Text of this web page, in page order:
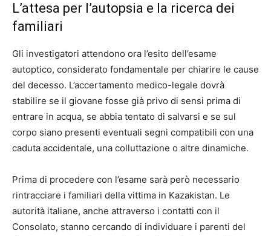
L’attesa per l’autopsia e la ricerca dei
familiari
Gli investigatori attendono ora l’esito dell’esame
autoptico, considerato fondamentale per chiarire le cause
del decesso. L’accertamento medico-legale dovrà
stabilire se il giovane fosse già privo di sensi prima di
entrare in acqua, se abbia tentato di salvarsi e se sul
corpo siano presenti eventuali segni compatibili con una
caduta accidentale, una colluttazione o altre dinamiche.
Prima di procedere con l’esame sarà però necessario
rintracciare i familiari della vittima in Kazakistan. Le
autorità italiane, anche attraverso i contatti con il
Consolato, stanno cercando di individuare i parenti del